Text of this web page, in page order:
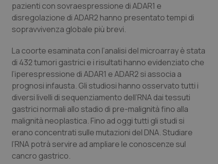
Marche
Piemonte
Provincia Autonoma di Bolzano
Provincia Autonoma di Trento
Puglia
Donna & Salute
HIV
Infezioni & Febbre
Ipertensione & Scompenso
Malattie rare
pazienti con sovraespressione di ADAR1 e
disregolazione di ADAR2 hanno presentato tempi di
sopravvivenza globale più brevi.
La coorte esaminata con l’analisi del microarray è stata
di 432 tumori gastrici e i risultati hanno evidenziato che
l’iperespressione di ADAR1 e ADAR2 si associa a
prognosi infausta. Gli studiosi hanno osservato tutti i
diversi livelli di sequenziamento dell’RNA dai tessuti
gastrici normali allo stadio di pre-malignità fino alla
malignità neoplastica. Fino ad oggi tutti gli studi si
erano concentrati sulle mutazioni del DNA. Studiare
l’RNA potrà servire ad ampliare le conoscenze sul
cancro gastrico.